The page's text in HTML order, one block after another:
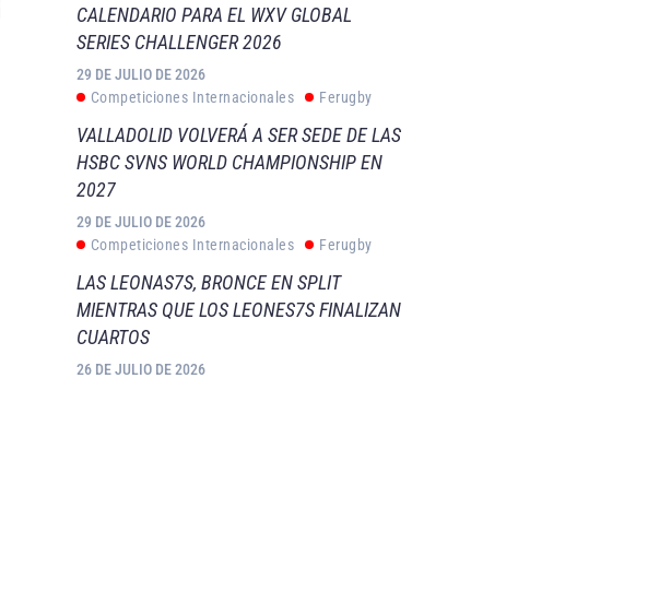
CALENDARIO PARA EL WXV GLOBAL
SERIES CHALLENGER 2026
29 DE JULIO DE 2026
Competiciones Internacionales
Ferugby
VALLADOLID VOLVERÁ A SER SEDE DE LAS
HSBC SVNS WORLD CHAMPIONSHIP EN
2027
29 DE JULIO DE 2026
Competiciones Internacionales
Ferugby
LAS LEONAS7S, BRONCE EN SPLIT
MIENTRAS QUE LOS LEONES7S FINALIZAN
CUARTOS
26 DE JULIO DE 2026